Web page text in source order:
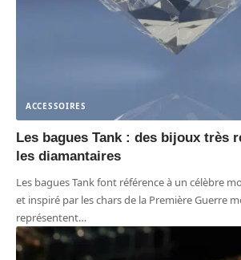
ACCESSOIRES
Les bagues Tank : des bijoux très
les diamantaires
Les bagues Tank font référence à un célèbre
et inspiré par les chars de la Première Guerre
représentent…